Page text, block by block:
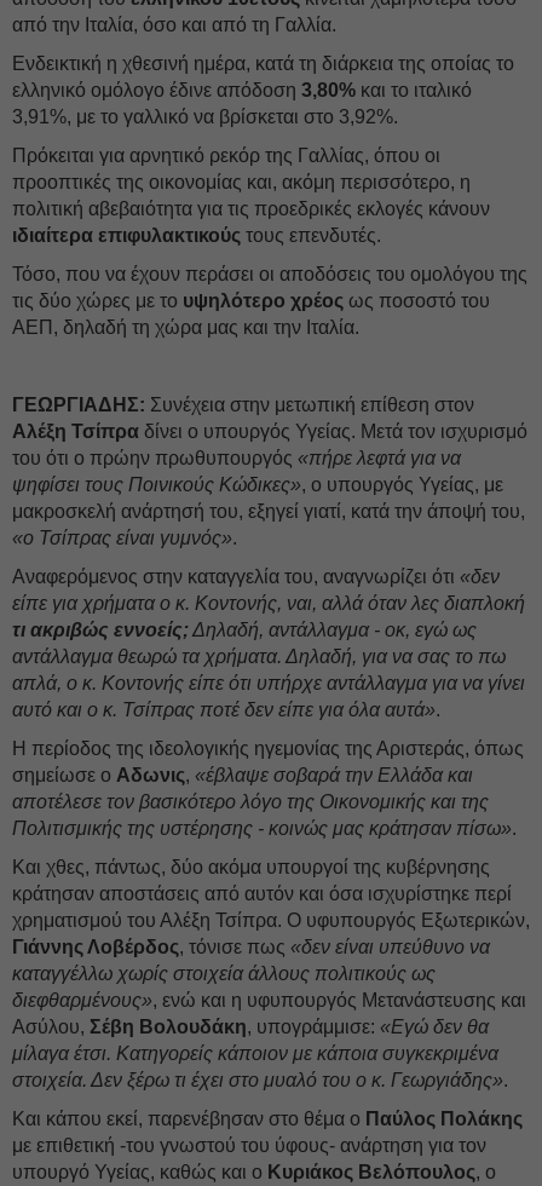
από την Ιταλία, όσο και από τη Γαλλία.
Ενδεικτική η χθεσινή ημέρα, κατά τη διάρκεια της οποίας το
ελληνικό ομόλογο έδινε απόδοση 3,80% και το ιταλικό
3,91%, με το γαλλικό να βρίσκεται στο 3,92%.
Πρόκειται για αρνητικό ρεκόρ της Γαλλίας, όπου οι
προοπτικές της οικονομίας και, ακόμη περισσότερο, η
πολιτική αβεβαιότητα για τις προεδρικές εκλογές κάνουν
ιδιαίτερα επιφυλακτικούς τους επενδυτές.
Τόσο, που να έχουν περάσει οι αποδόσεις του ομολόγου της
τις δύο χώρες με το υψηλότερο χρέος ως ποσοστό του
ΑΕΠ, δηλαδή τη χώρα μας και την Ιταλία.
ΓΕΩΡΓΙΑΔΗΣ: Συνέχεια στην μετωπική επίθεση στον
Αλέξη Τσίπρα δίνει ο υπουργός Υγείας. Μετά τον ισχυρισμό
του ότι ο πρώην πρωθυπουργός «πήρε λεφτά για να
ψηφίσει τους Ποινικούς Κώδικες», ο υπουργός Υγείας, με
μακροσκελή ανάρτησή του, εξηγεί γιατί, κατά την άποψή του,
«ο Τσίπρας είναι γυμνός».
Αναφερόμενος στην καταγγελία του, αναγνωρίζει ότι «δεν
είπε για χρήματα ο κ. Κοντονής, ναι, αλλά όταν λες διαπλοκή
τι ακριβώς εννοείς;Δηλαδή, αντάλλαγμα - οκ, εγώ ως
αντάλλαγμα θεωρώ τα χρήματα. Δηλαδή, για να σας το πω
απλά, ο κ. Κοντονής είπε ότι υπήρχε αντάλλαγμα για να γίνει
αυτό και ο κ. Τσίπρας ποτέ δεν είπε για όλα αυτά».
Η περίοδος της ιδεολογικής ηγεμονίας της Αριστεράς, όπως
σημείωσε ο Αδωνις, «έβλαψε σοβαρά την Ελλάδα και
αποτέλεσε τον βασικότερο λόγο της Οικονομικής και της
Πολιτισμικής της υστέρησης - κοινώς μας κράτησαν πίσω».
Και χθες, πάντως, δύο ακόμα υπουργοί της κυβέρνησης
κράτησαν αποστάσεις από αυτόν και όσα ισχυρίστηκε περί
χρηματισμού του Αλέξη Τσίπρα. Ο υφυπουργός Εξωτερικών,
Γιάννης Λοβέρδος, τόνισε πως «δεν είναι υπεύθυνο να
καταγγέλλω χωρίς στοιχεία άλλους πολιτικούς ως
διεφθαρμένους», ενώ και η υφυπουργός Μετανάστευσης και
Ασύλου, Σέβη Βολουδάκη, υπογράμμισε: «Εγώ δεν θα
μίλαγα έτσι. Κατηγορείς κάποιον με κάποια συγκεκριμένα
στοιχεία. Δεν ξέρω τι έχει στο μυαλό του ο κ. Γεωργιάδης».
Και κάπου εκεί, παρενέβησαν στο θέμα ο Παύλος Πολάκης
με επιθετική -του γνωστού του ύφους- ανάρτηση για τον
υπουργό Υγείας, καθώς και ο Κυριάκος Βελόπουλος, ο